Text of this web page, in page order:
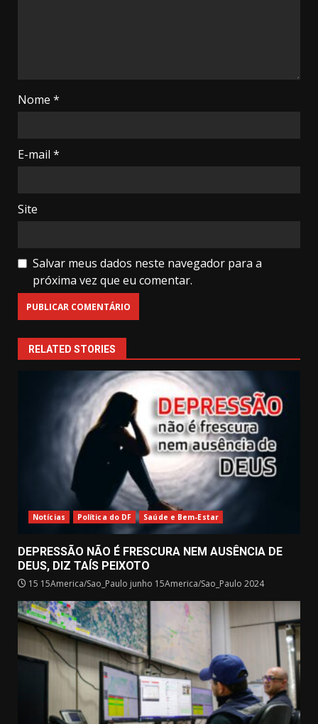
Nome *
E-mail *
Site
Salvar meus dados neste navegador para a
próxima vez que eu comentar.
RELATED STORIES
Notícias Política do DF Saúde e Bem-Estar
DEPRESSÃO NÃO É FRESCURA NEM AUSÊNCIA DE
DEUS, DIZ TAÍS PEIXOTO
15 15America/Sao_Paulo junho 15America/Sao_Paulo 2024